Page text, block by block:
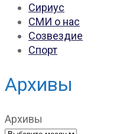
Сириус
СМИ о нас
Созвездие
Спорт
Архивы
Архивы